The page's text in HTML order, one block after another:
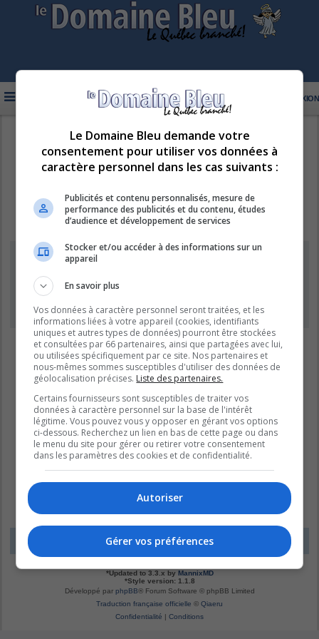
CONNEXION
INSCRIPTION
LE DOMAINE BLEU
Supprimer les cookies
Êtes-vous sûr de vouloir supprimer les cookies de ce forum ?
LE DOMAINE BLEU Fuseau horaire sur UTC-04:00
*Updated to 3.3.x by MannixMD
*Style version: 1.1.8
Développé par phpBB® Forum Software © phpBB Limited
Traduction française officielle © Qiaeru
Confidentialité | Conditions
Le Domaine Bleu demande votre
consentement pour utiliser vos données à
caractère personnel dans les cas suivants :
Publicités et contenu personnalisés, mesure de
performance des publicités et du contenu, études
d’audience et développement de services
Stocker et/ou accéder à des informations sur un
appareil
En savoir plus
Vos données à caractère personnel seront traitées, et les
informations liées à votre appareil (cookies, identifiants
uniques et autres types de données) pourront être stockées
et consultées par 66 partenaires, ainsi que partagées avec lui,
ou utilisées spécifiquement par ce site. Nos partenaires et
nous-mêmes sommes susceptibles d'utiliser des données de
géolocalisation précises. Liste des partenaires.
Certains fournisseurs sont susceptibles de traiter vos
données à caractère personnel sur la base de l'intérêt
légitime. Vous pouvez vous y opposer en gérant vos options
ci-dessous. Recherchez un lien en bas de cette page ou dans
le menu du site pour gérer ou retirer votre consentement
dans les paramètres des cookies et de confidentialité.
Autoriser
Gérer vos préférences